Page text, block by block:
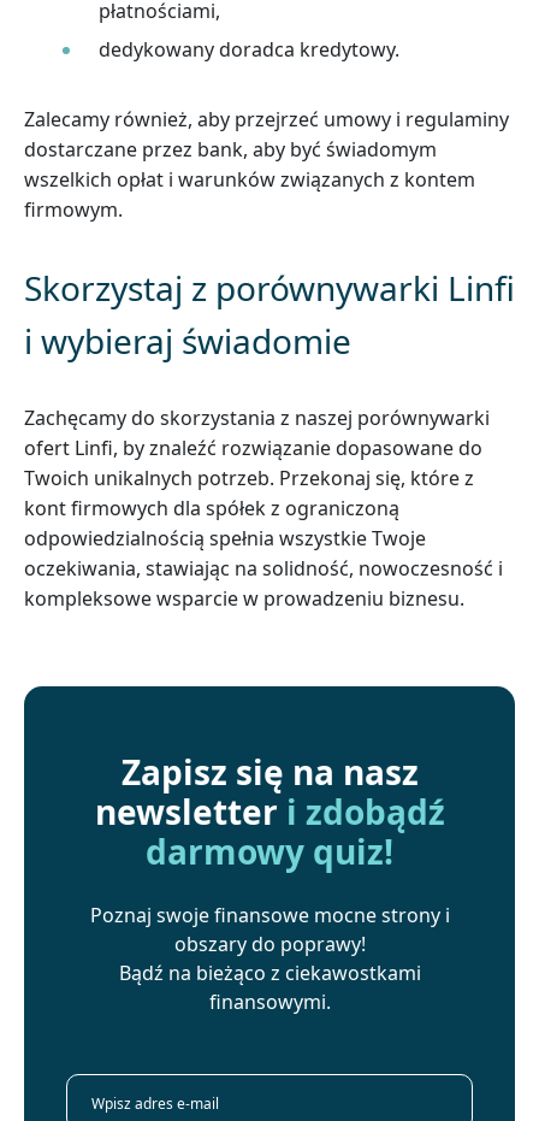
płatnościami,
dedykowany doradca kredytowy.
Zalecamy również, aby przejrzeć umowy i regulaminy
dostarczane przez bank, aby być świadomym
wszelkich opłat i warunków związanych z kontem
firmowym.
Skorzystaj z porównywarki Linfi
i wybieraj świadomie
Zachęcamy do skorzystania z naszej porównywarki
ofert Linfi, by znaleźć rozwiązanie dopasowane do
Twoich unikalnych potrzeb. Przekonaj się, które z
kont firmowych dla spółek z ograniczoną
odpowiedzialnością spełnia wszystkie Twoje
oczekiwania, stawiając na solidność, nowoczesność i
kompleksowe wsparcie w prowadzeniu biznesu.
Zapisz się na nasz
newsletter i zdobądź
darmowy quiz!
Poznaj swoje finansowe mocne strony i
obszary do poprawy!
Bądź na bieżąco z ciekawostkami
finansowymi.